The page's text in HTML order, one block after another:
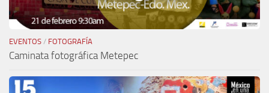
EVENTOS / FOTOGRAFÍA
Caminata fotográfica Metepec